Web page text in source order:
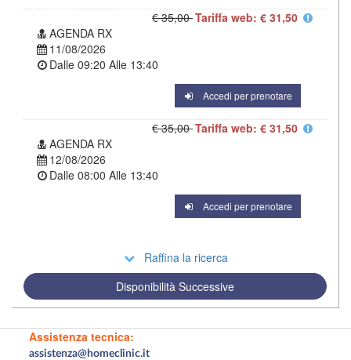
€ 35,00Tariffa web: € 31,50
AGENDA RX
11/08/2026
Dalle 09:20 Alle 13:40
Accedi per prenotare
€ 35,00Tariffa web: € 31,50
AGENDA RX
12/08/2026
Dalle 08:00 Alle 13:40
Accedi per prenotare
Raffina la ricerca
Disponibilità Successive
Assistenza tecnica:
assistenza@homeclinic.it